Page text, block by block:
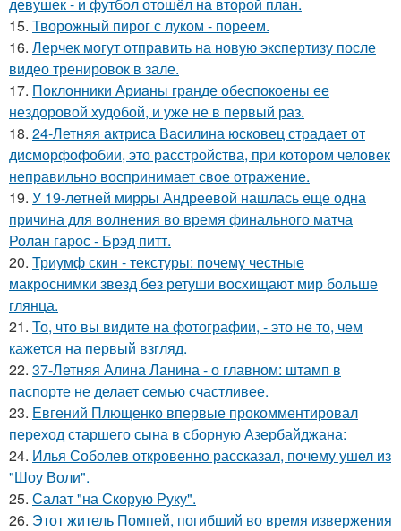
15. Творожный пирог с луком - пореем.
16. Лерчек могут отправить на новую экспертизу после
видео тренировок в зале.
17. Поклонники Арианы гранде обеспокоены ее
нездоровой худобой, и уже не в первый раз.
18. 24-Летняя актриса Василина юсковец страдает от
дисморфофобии, это расстройства, при котором человек
неправильно воспринимает свое отражение.
19. У 19-летней мирры Андреевой нашлась еще одна
причина для волнения во время финального матча
Ролан гарос - Брэд питт.
20. Триумф скин - текстуры: почему честные
макроснимки звезд без ретуши восхищают мир больше
глянца.
21. То, что вы видите на фотографии, - это не то, чем
кажется на первый взгляд.
22. 37-Летняя Алина Ланина - о главном: штамп в
паспорте не делает семью счастливее.
23. Евгений Плющенко впервые прокомментировал
переход старшего сына в сборную Азербайджана:
24. Илья Соболев откровенно рассказал, почему ушел из
"Шоу Воли".
25. Салат "на Скорую Руку".
26. Этот житель Помпей, погибший во время извержения